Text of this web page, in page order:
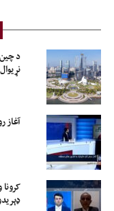
آغاز